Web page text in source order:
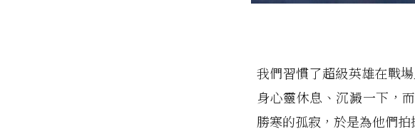
我們習慣了超級英雄在戰
身心靈休息、沉澱一下，
勝寒的孤寂，於是為他們